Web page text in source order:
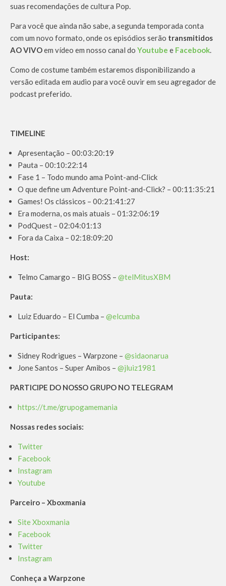
suas recomendações de cultura Pop.
Para você que ainda não sabe, a segunda temporada conta
com um novo formato, onde os episódios serão transmitidos
AO VIVOem vídeo em nosso canal do Youtube e Facebook.
Como de costume também estaremos disponibilizando a
versão editada em audio para você ouvir em seu agregador de
podcast preferido.
TIMELINE
Apresentação – 00:03:20:19
Pauta – 00:10:22:14
Fase 1 – Todo mundo ama Point-and-Click
O que define um Adventure Point-and-Click? – 00:11:35:21
Games! Os clássicos – 00:21:41:27
Era moderna, os mais atuais – 01:32:06:19
PodQuest – 02:04:01:13
Fora da Caixa – 02:18:09:20
Host:
Telmo Camargo – BIG BOSS – @telMitusXBM
Pauta:
Luiz Eduardo – El Cumba – @elcumba
Participantes:
Sidney Rodrigues – Warpzone – @sidaonarua
Jone Santos – Super Amibos – @jluiz1981
PARTICIPE DO NOSSO GRUPO NO TELEGRAM
https://t.me/grupogamemania
Nossas redes sociais:
Twitter
Facebook
Instagram
Youtube
Parceiro – Xboxmania
Site Xboxmania
Facebook
Twitter
Instagram
Conheça a Warpzone